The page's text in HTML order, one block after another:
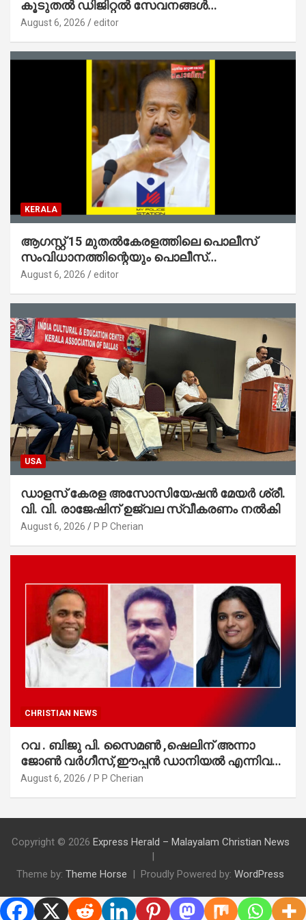
കൂടുതൽ ഡിജിറ്റൽ സേവനങ്ങൾ
ജനങ്ങളിലേക്കെത്തിക്കും – മന്ത്രി സി പി
August 6, 2026 editor
KERALA
ആഗസ്റ്റ് 15 മുതല്‍കേരളത്തിലെ പൊലീസ്
സംവിധാനത്തിന്റെയും പൊലീസ്
സ്റ്റേഷനുകളുടെയും മുഖഛായ മാറുകയാണ് :
August 6, 2026 editor
USA
ഡാളസ് കേരള അസോസിയേഷൻ മേയർ ശ്രീ.
വി. വി. രാജേഷിന് ഉജ്വല സ്വീകരണം നൽകി
August 6, 2026 P P Cherian
CHRISTIAN NEWS
റവ . ബിജു പി. സൈമൺ ,ഷെലിന് അന്നാ
ജോൺ വർഗീസ്,ഈപ്പൻ ഡാനിയൽ എന്നിവർ
മാർത്തോമാ സഭാ കൗൺസിലിലേക്കു
August 6, 2026 P P Cherian
Copyright © 2026 Express Herald – Malayalam Christian News
Theme by: Theme Horse Proudly Powered by: WordPress